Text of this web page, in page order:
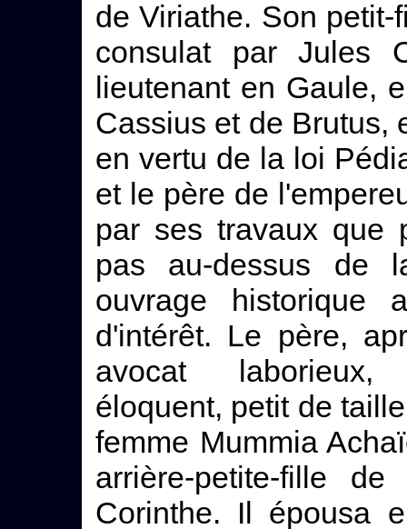
de Viriathe. Son
consulat par Jules
lieutenant en Gaule,
Cassius et de Brutus,
en vertu de la loi
et le père de
par ses travaux que
pas au-dessus de
ouvrage historique
d'intérêt. Le père,
avocat laborieux,
éloquent, petit de
femme Mummia
arrière-petite-fille
Corinthe. Il épousa